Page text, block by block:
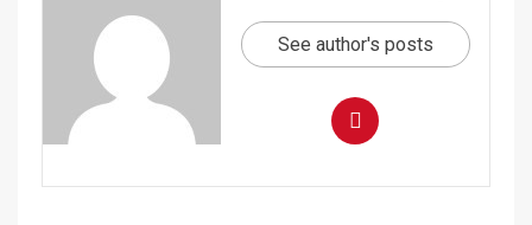
See author's posts